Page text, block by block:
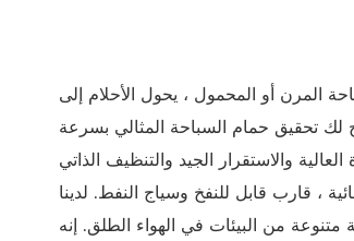
المرن أو المحمول ، يحول الأحلام إلى
والاستقرار الجيد والتنظيف الذاتي
، قارب قابل للنفخ وسياج النفط. لدينا
من البيئات في الهواء الطلق. إنه